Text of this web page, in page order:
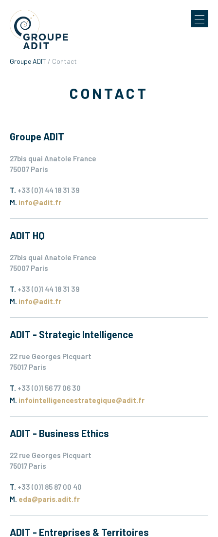
Groupe ADIT / Contact
CONTACT
Groupe ADIT
27bis quai Anatole France
75007 Paris
T. +33 (0)1 44 18 31 39
M. info@adit.fr
ADIT HQ
27bis quai Anatole France
75007 Paris
T. +33 (0)1 44 18 31 39
M. info@adit.fr
ADIT - Strategic Intelligence
22 rue Georges Picquart
75017 Paris
T. +33 (0)1 56 77 06 30
M. infointelligencestrategique@adit.fr
ADIT - Business Ethics
22 rue Georges Picquart
75017 Paris
T. +33 (0)1 85 87 00 40
M. eda@paris.adit.fr
ADIT - Entreprises & Territoires